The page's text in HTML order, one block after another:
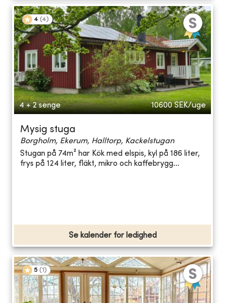
4 (4)
4 + 2 senge 10600 SEK/uge
Mysig stuga
Borgholm, Ekerum, Halltorp, Kackelstugan
Stugan på 74m² har Kök med elspis, kyl på 186 liter,
frys på 124 liter, fläkt, mikro och kaffebrygg...
Se kalender for ledighed
5 (1 )